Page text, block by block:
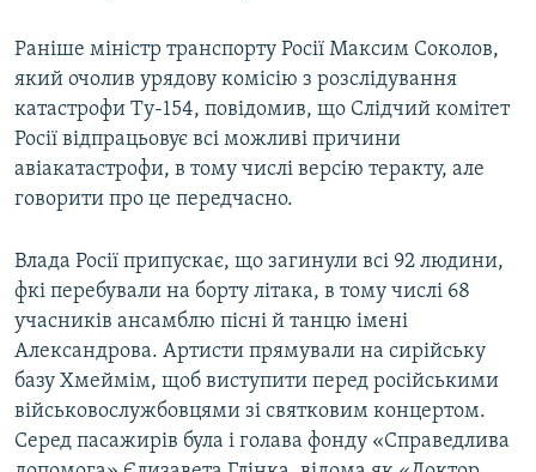
Раніше міністр транспорту Росії Максим Соколов,
який очолив урядову комісію з розслідування
катастрофи Ту-154, повідомив, що Слідчий комітет
Росії відпрацьовує всі можливі причини
авіакатастрофи, в тому числі версію теракту, але
говорити про це передчасно.
Влада Росії припускає, що загинули всі 92 людини,
фкі перебували на борту літака, в тому числі 68
учасників ансамблю пісні й танцю імені
Александрова. Артисти прямували на сирійську
базу Хмеймім, щоб виступити перед російськими
військовослужбовцями зі святковим концертом.
Серед пасажирів була і голава фонду «Справедлива